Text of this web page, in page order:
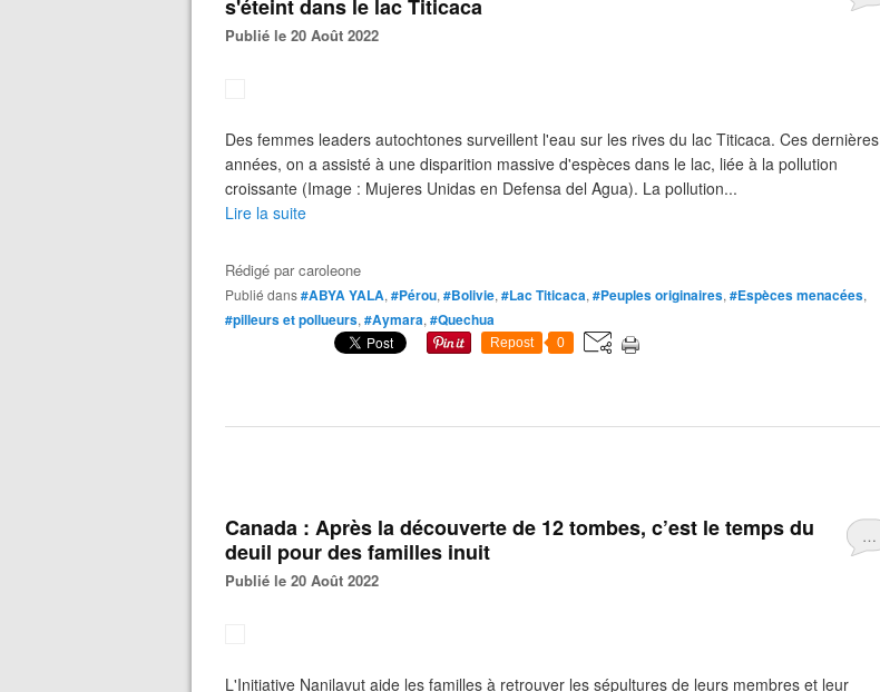
s'éteint dans le lac Titicaca
Publié le 20 Août 2022
Des femmes leaders autochtones surveillent l'eau sur les rives du lac Titicaca. Ces dernières
années, on a assisté à une disparition massive d'espèces dans le lac, liée à la pollution
croissante (Image : Mujeres Unidas en Defensa del Agua). La pollution...
Lire la suite
Rédigé parcaroleone
Publié dans#ABYA YALA, #Pérou, #Bolivie, #Lac Titicaca, #Peuples originaires, #Espèces menacées,
#pilleurs et pollueurs, #Aymara, #Quechua
Repost 0
…
Canada : Après la découverte de 12 tombes, c’est le temps du
deuil pour des familles inuit
Publié le 20 Août 2022
L'Initiative Nanilavut aide les familles à retrouver les sépultures de leurs membres et leur